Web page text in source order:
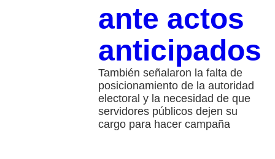
ante actos
anticipados
También señalaron la falta de
posicionamiento de la autoridad
electoral y la necesidad de que
servidores públicos dejen su
cargo para hacer campaña